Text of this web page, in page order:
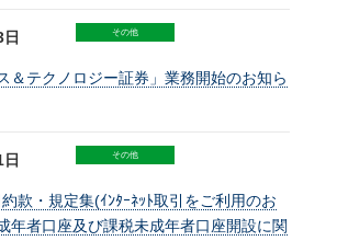
その他
＆テクノロジー証券」業務開始のお知ら
その他
款・規定集(ｲﾝﾀｰﾈｯﾄ取引をご利用のお
年者口座及び課税未成年者口座開設に関